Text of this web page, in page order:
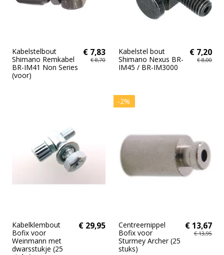
Kabelstelbout
Shimano Remkabel
BR-IM41 Non Series
(voor)
€ 7,83
€ 8,70
Kabelstel bout
Shimano Nexus BR-
IM45 / BR-IM3000
€ 7,20
€ 8,00
Kabelklembout
Bofix voor
Weinmann met
dwarsstukje (25
€ 29,95
-2%
Centreernippel
Bofix voor
Sturmey Archer (25
stuks)
€ 13,67
€ 13,95